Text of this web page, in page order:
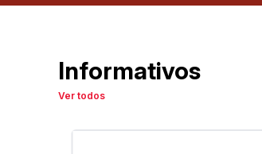
Informativos
Ver todos